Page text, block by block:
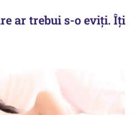
ar trebui s-o eviţi. Îţi